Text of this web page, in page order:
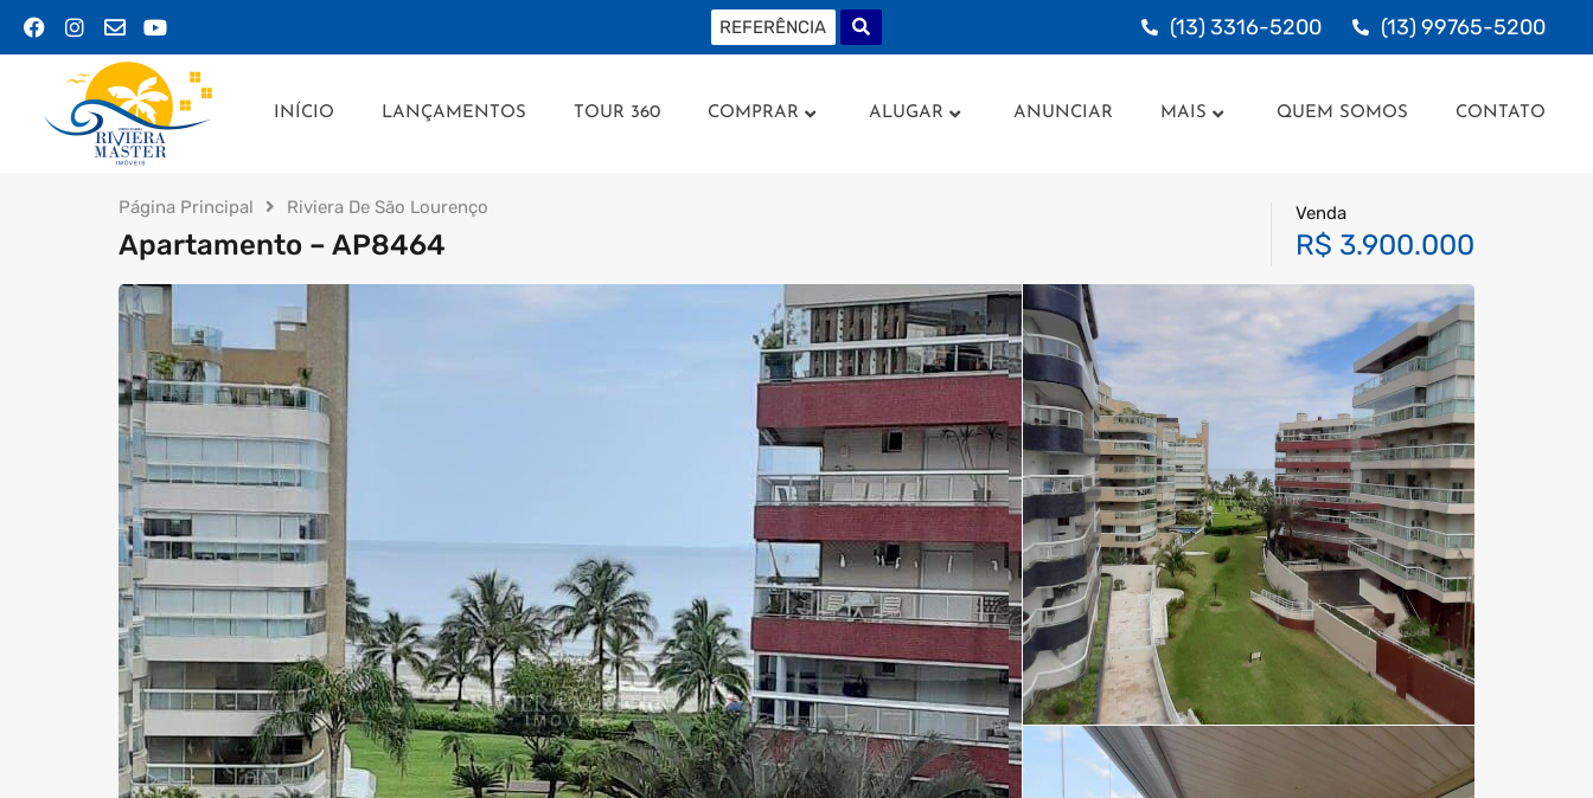
INÍCIO LANÇAMENTOS TOUR 360 COMPRAR ALUGAR ANUNCIAR MAIS QUEM SOMOS CONTATO
(13) 3316-5200 (13) 99765-5200
INÍCIO LANÇAMENTOS TOUR 360 COMPRAR ALUGAR ANUNCIAR MAIS QUEM SOMOS CONTATO
Página Principal Riviera De São Lourenço
Apartamento – AP8464
Venda
R$ 3.900.000